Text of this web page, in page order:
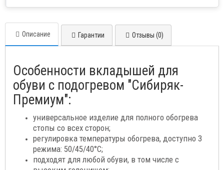
Описание Гарантии Отзывы (0)
Особенности вкладышей для
обуви с подогревом "Сибиряк-
Премиум":
универсальное изделие для полного обогрева
стопы со всех сторон;
регулировка температуры обогрева, доступно 3
режима: 50/45/40°С;
подходят для любой обуви, в том числе с